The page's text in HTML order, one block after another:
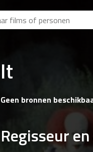
It
Geen bronnen
Regisseur